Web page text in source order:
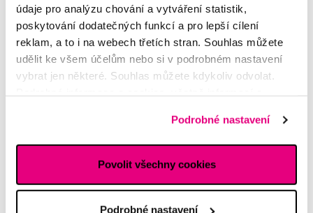
údaje pro analýzu chování a vytváření statistik,
poskytování dodatečných funkcí a pro lepší cílení
reklam, a to i na webech třetích stran. Souhlas můžete
udělit ke všem účelům nebo si v podrobném nastavení
vybrat jen některé. Souhlas můžete kdykoliv odvolat.
Podrobné nastavení
Povolit všechny cookies
Podrobné nastavení
Napište našim odborníkům
Odborná zubní konzultace –
parodontologie